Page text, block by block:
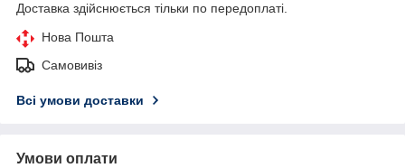
Доставка здійснюється тільки по передоплаті.
Нова Пошта
Самовивіз
Всі умови доставки
Умови оплати